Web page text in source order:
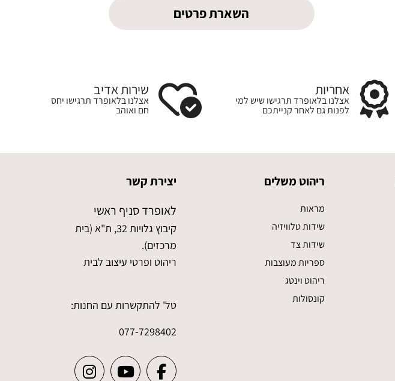
השארת פרטים
אחריות
אצלנו בלאופרד תרגישו שיש למי
לפנות גם לאחר קנייתכם
שירות אדיב
אצלנו בלאופרד תרגישו יחס
חם ואוהב
ריהוט משלים
מראות
שידות טלוויזיה
שידות צד
ספריות מעוצבות
ריהוט וינטג
קונסולות
יצירת קשר
לאופרד סניף ראשי
קיבוץ גלויות 32, ת"א (בית
מרכזים).
ריהוט ופרטי עיצוב לבית
טל' להתקשרות עם החנות:
077-7298402